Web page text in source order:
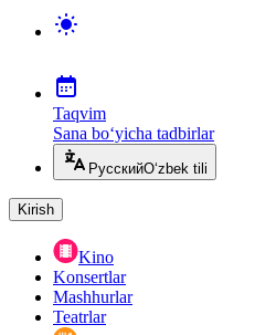
Taqvim
Sana bo‘yicha tadbirlar
РусскийO‘zbek tili
Kirish
Kino
Konsertlar
Mashhurlar
Teatrlar